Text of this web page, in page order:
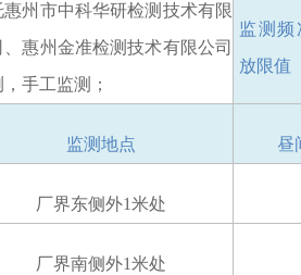
惠州市中科华研检测技术有限
、惠州金准检测技术有限公司
手工监测；
监测频
放限值
监测地点 昼
厂界东侧外1米处
厂界南侧外1米处